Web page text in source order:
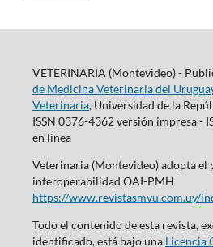
VETERINARIA (Montevideo) -
de Medicina Veterinaria del
Veterinaria, Universidad de la
ISSN 0376-4362 versión impresa -
en línea
Veterinaria (Montevideo) adopta el
interoperabilidad OAI-PMH
https://www.revistasmvu.com.uy/
Todo el contenido de esta revista,
identificado, está bajo una Licencia